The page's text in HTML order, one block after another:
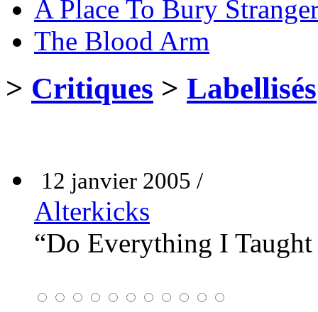
A Place To Bury
The Blood Arm
> Critiques > Labellisés
12 janvier 2005 /
Alterkicks
“Do Everything I